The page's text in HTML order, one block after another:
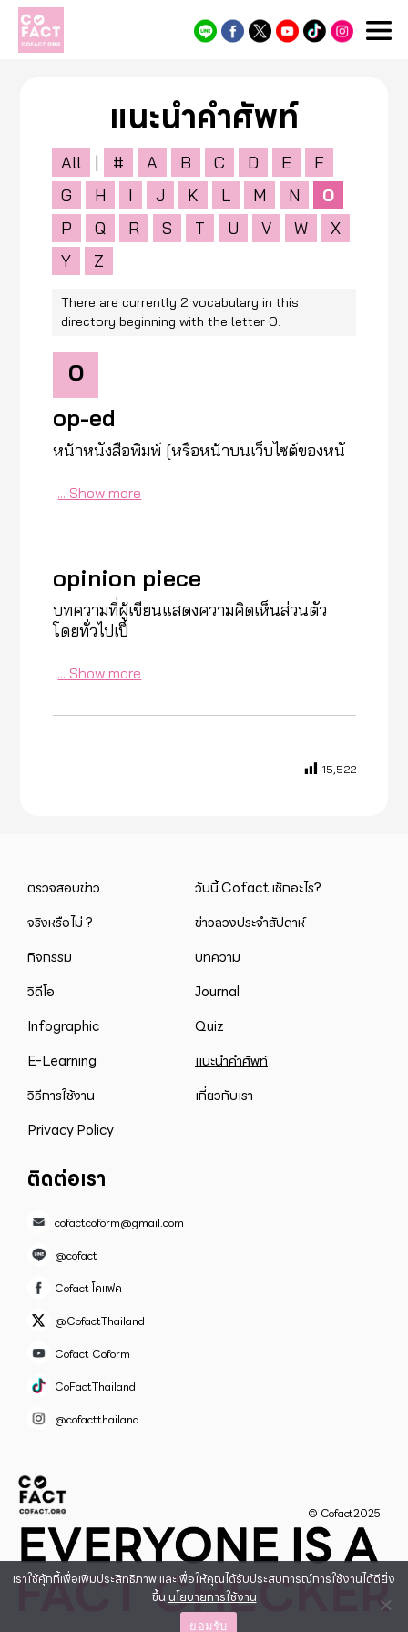
Cofact
แนะนำคำศัพท์
All | # A B C D E
F
G
H I J K L M N
O
P
Q R S T U V W
X
Y
Z
There are currently 2 vocabulary in this
directory beginning with the letter O.
O
op-ed
หน้าหนังสือพิมพ์ [หรือหน้าบนเว็บไซต์ของหนั
opinion piece
บทความที่ผู้เขียนแสดงความคิดเห็นส่วนตัว
โดยทั่วไปเป็
15,522
ตรวจสอบข่าว
วันนี้ Cofact เช็กอะไร?
จริงหรือไม่ ?
ข่าวลวงประจำสัปดาห์
กิจกรรม
บทความ
วิดีโอ
Journal
Infographic
Quiz
E-Learning
แนะนำคำศัพท์
วิธีการใช้งาน
เกี่ยวกับเรา
Privacy Policy
ติดต่อเรา
cofactcoform@gmail.com
@cofact
Cofact โคแฟค
@CofactThailand
Cofact Coform
CoFactThailand
@cofactthailand
© Cofact2025
เราใช้คุ้กกี้เพื่อเพิ่มประสิทธิภาพ และเพื่อให้คุณได้รับประสบการณ์การใช้งานได้ดียิ่ง
ขึ้น นโยบายการใช้งาน
ยอมรับ